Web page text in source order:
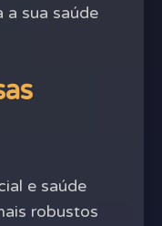
a sua saúde
e saúde
robustos